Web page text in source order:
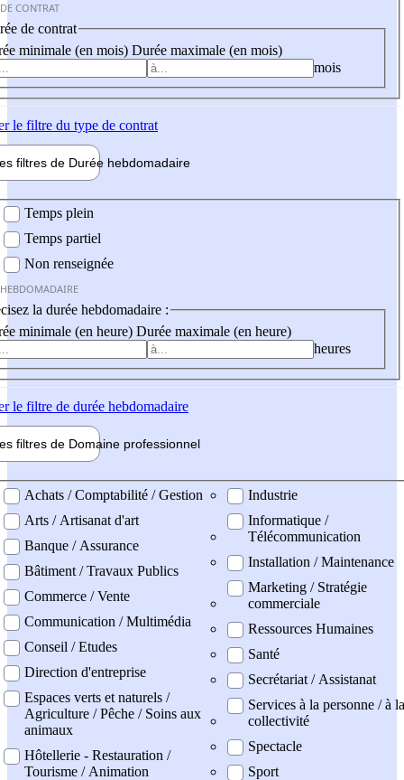
CONTRAT
de contrat
minimale (en mois) Durée maximale (en mois)
mois
le filtre du type de contrat
filtres de Durée hebdomadaire
Temps plein
Temps partiel
Non renseignée
la durée hebdomadaire :
minimale (en heure) Durée maximale (en heure)
heures
le filtre de durée hebdomadaire
filtres de Domaine professionnel
professionel
Achats / Comptabilité / Gestion
Arts / Artisanat d'art
Banque / Assurance
Bâtiment / Travaux Publics
Commerce / Vente
Communication / Multimédia
Conseil / Etudes
Direction d'entreprise
Espaces verts et naturels /
Agriculture / Pêche / Soins aux
animaux
Hôtellerie - Restauration /
Tourisme / Animation
Industrie
Informatique /
Télécommunication
Installation / Maintenance
Marketing / Stratégie
commerciale
Ressources Humaines
Santé
Secrétariat / Assistanat
Services à la personne / à la
collectivité
Spectacle
Sport